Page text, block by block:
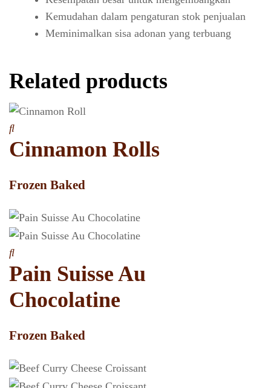
Kemudahan dalam pengaturan stok penjualan
Meminimalkan sisa adonan yang terbuang
Related products
Cinnamon Rolls
Frozen Baked
Pain Suisse Au
Chocolatine
Frozen Baked